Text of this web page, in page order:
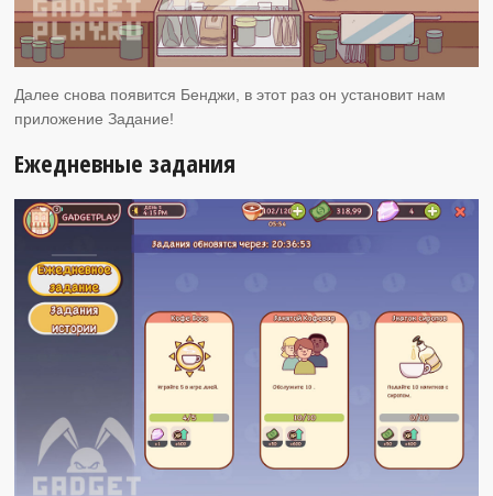
Далее снова появится Бенджи, в этот раз он установит нам
приложение Задание!
Ежедневные задания